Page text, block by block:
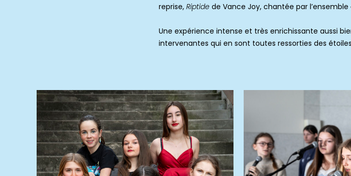
reprise, Riptide de Vance Joy, chantée par
Une expérience intense et très enrichissante aussi
intervenantes qui en sont toutes ressorties des